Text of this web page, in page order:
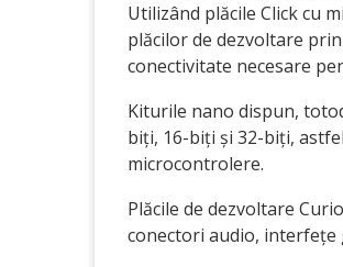
Utilizând plăcile Click cu
plăcilor de dezvoltare
conectivitate necesare
Kiturile nano dispun,
biți, 16-biți și 32-biți,
microcontrolere.
Plăcile de dezvoltare
conectori audio, interfețe